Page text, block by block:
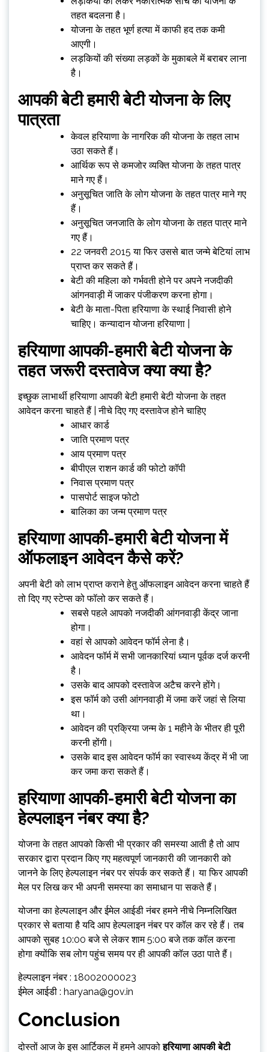
तहत बदलना है।
योजना के तहत भूर्ण हत्या में काफी हद तक कमी
आएगी।
लड़कियों की संख्या लड़कों के मुकाबले में बराबर लाना
है।
आपकी बेटी हमारी बेटीयोजना के लिए
पात्रता
केवल हरियाणा के नागरिक की योजना के तहत लाभ
उठा सकते हैं।
आर्थिक रूप से कमजोर व्यक्ति योजना के तहत पात्र
माने गए हैं।
अनुसूचित जाति के लोग योजना के तहत पात्र माने गए
हैं।
अनुसूचित जनजाति के लोग योजना के तहत पात्र माने
गए हैं।
22 जनवरी 2015 या फिर उससे बात जन्मे बेटियां लाभ
प्राप्त कर सकते हैं।
बेटी की महिला को गर्भवती होने पर अपने नजदीकी
आंगनवाड़ी में जाकर पंजीकरण करना होगा।
बेटी के माता-पिता हरियाणा के स्थाई निवासी होने
चाहिए। कन्यादान योजना हरियाणा |
हरियाणा आपकी-हमारी बेटी योजना के
तहत जरूरी दस्तावेज क्या क्या है?
इच्छुक लाभार्थी हरियाणा आपकी बेटी हमारी बेटी योजना के तहत
आवेदन करना चाहते हैं | नीचे दिए गए दस्तावेज होने चाहिए
आधार कार्ड
जाति प्रमाण पत्र
आय प्रमाण पत्र
बीपीएल राशन कार्ड की फोटो कॉपी
निवास प्रमाण पत्र
पासपोर्ट साइज फोटो
बालिका का जन्म प्रमाण पत्र
हरियाणा आपकी-हमारी बेटी योजना में
ऑफलाइन आवेदन कैसे करें?
अपनी बेटी को लाभ प्राप्त कराने हेतु ऑफलाइन आवेदन करना चाहते हैं
तो दिए गए स्टेप्स को फॉलो कर सकते हैं।
सबसे पहले आपको नजदीकी आंगनवाड़ी केंद्र जाना
होगा।
वहां से आपको आवेदन फॉर्म लेना है।
आवेदन फॉर्म में सभी जानकारियां ध्यान पूर्वक दर्ज करनी
है।
उसके बाद आपको दस्तावेज अटैच करने होंगे।
इस फॉर्म को उसी आंगनवाड़ी में जमा करें जहां से लिया
था।
आवेदन की प्रक्रिया जन्म के 1 महीने के भीतर ही पूरी
करनी होंगी।
उसके बाद इस आवेदन फॉर्म का स्वास्थ्य केंद्र में भी जा
कर जमा करा सकते हैं।
हरियाणा आपकी-हमारी बेटी योजना का
हेल्पलाइन नंबर क्या है?
योजना के तहत आपको किसी भी प्रकार की समस्या आती है तो आप
सरकार द्वारा प्रदान किए गए महत्वपूर्ण जानकारी की जानकारी को
जानने के लिए हेल्पलाइन नंबर पर संपर्क कर सकते हैं। या फिर आपकी
मेल पर लिख कर भी अपनी समस्या का समाधान पा सकते हैं।
योजना का हेल्पलाइन और ईमेल आईडी नंबर हमने नीचे निम्नलिखित
प्रकार से बताया है यदि आप हेल्पलाइन नंबर पर कॉल कर रहे हैं। तब
आपको सुबह 10:00 बजे से लेकर शाम 5:00 बजे तक कॉल करना
होगा क्योंकि सब लोग पहुंच समय पर ही आपकी कॉल उठा पाते हैं।
हेल्पलाइन नंबर : 18002000023
ईमेल आईडी : haryana@gov.in
Conclusion
दोस्तों आज के इस आर्टिकल में हमने आपकोहरियाणा आपकी बेटी